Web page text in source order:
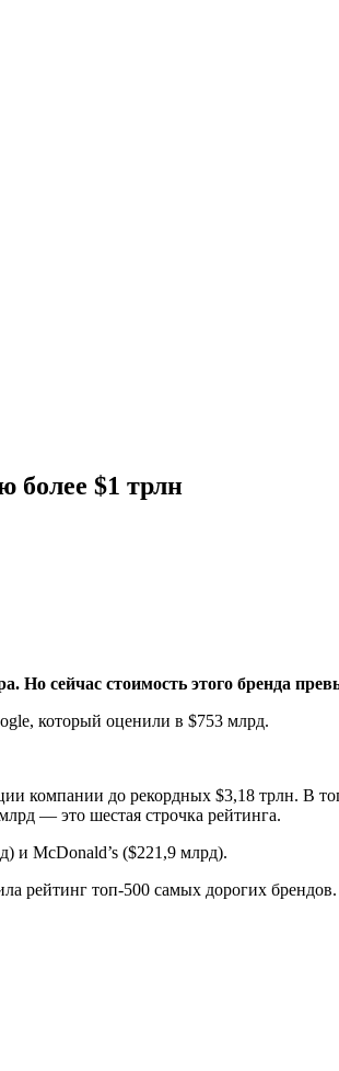
более $1 трлн
Но сейчас стоимость этого бренда
который оценили в $753 млрд.
компании до рекордных $3,18 трлн. В
— это шестая строчка рейтинга.
и McDonald’s ($221,9 млрд).
рейтинг топ-500 самых дорогих